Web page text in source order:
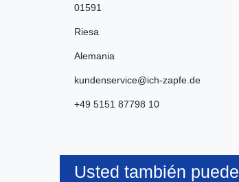
01591
Riesa
Alemania
kundenservice@ich-zapfe.de
+49 5151 87798 10
Usted también